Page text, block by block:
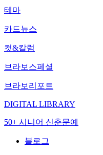
테마
카드뉴스
컷&칼럼
브라보스페셜
브라보리포트
DIGITAL LIBRARY
50+ 시니어 신춘문예
블로그